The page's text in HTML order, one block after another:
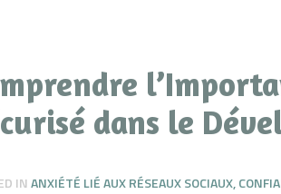
dans le
INANXIÉTÉ LIÉ AUX RÉSEAUX SOCIAUX,